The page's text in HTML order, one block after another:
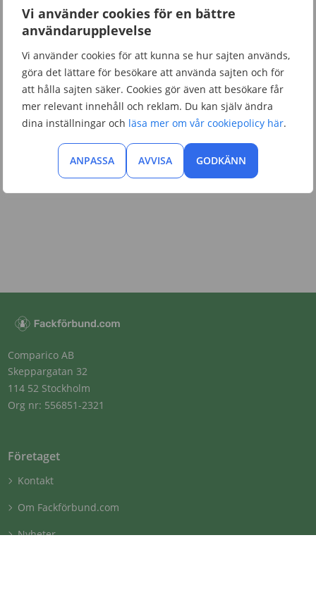
Vi använder cookies för en bättre
användarupplevelse
Vi använder cookies för att kunna se hur sajten används,
göra det lättare för besökare att använda sajten och för
att hålla sajten säker. Cookies gör även att besökare får
mer relevant innehåll och reklam. Du kan själv ändra
dina inställningar och läsa mer om vår cookiepolicy här.
ANPASSA AVVISA GODKÄNN
AVGIFTER
medlemsavgiften
2018-04-19
Comparico AB
Skeppargatan 32
114 52 Stockholm
Org nr: 556851-2321
Företaget
Kontakt
Om Fackförbund.com
Nyheter